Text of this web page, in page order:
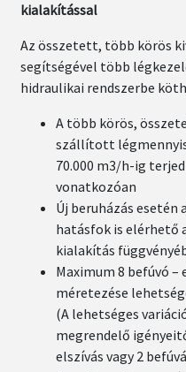
kialakítással
Az összetett, több körös
segítségével több
hidraulikai rendszerbe
A több körös,
szállított
70.000 m3/h-ig
vonatkozóan
Új beruházás esetén
hatásfok is elérhető
kialakítás
Maximum 8 befúvó
méretezése
(A lehetséges
megrendelő
elszívás vagy 2